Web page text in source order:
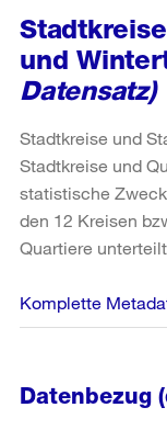
und
Datensatz)
Stadtkreise und
Stadtkreise und
statistische
den 12 Kreisen
Quartiere
Komplette
Datenbezug